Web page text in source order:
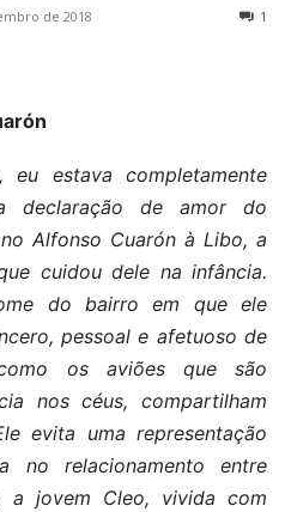
de 2018 1
estava completamente
declaração de amor do
Alfonso Cuarón à Libo, a
cuidou dele na infância.
do bairro em que ele
pessoal e afetuoso de
os aviões que são
nos céus, compartilham
evita uma representação
no relacionamento entre
a jovem Cleo, vivida com